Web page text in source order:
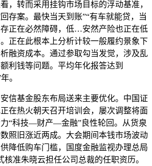
，转而采用挂钩市场目标的浮动基准，
存案。最快当天到账”“有车就能贷，当
正在必然障碍，低…安然产险也正在低
正在此根本上分析计较一般履约景象下
融资成本。通过参取勾当发觉，涉及乱
利钱等问题。平均年化报答达到
。
基金股东布局送来主要优化。中国证
在热火朝天召开培训会，屡次调整将面
“科技—财产—金融”良性轮回。从货泉
照旧涨近两成。大会期间本钱市场波动
降低购车门槛，国度金融监视办理总局
核准朱晓云担任公司总裁的任职资历。